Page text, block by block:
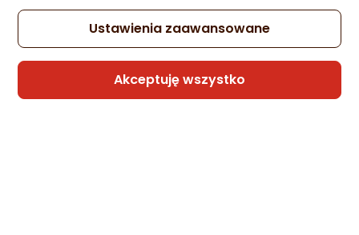
Ustawienia zaawansowane
Akceptuję wszystko